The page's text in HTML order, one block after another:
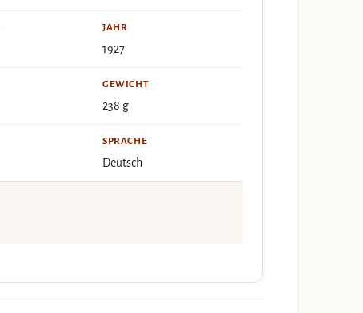
JAHR
1927
GEWICHT
238 g
SPRACHE
Deutsch